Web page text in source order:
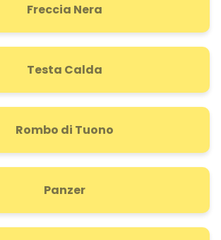
Freccia Nera
Testa Calda
Rombo di Tuono
Panzer